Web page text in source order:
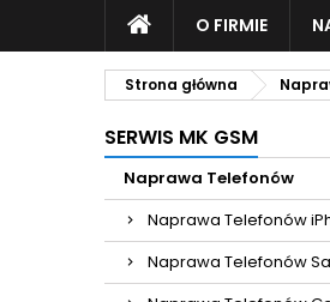
O FIRMIE
Strona główna
SERWIS MK GSM
Naprawa Telefonów
Naprawa Telefonów
Naprawa Telefonów